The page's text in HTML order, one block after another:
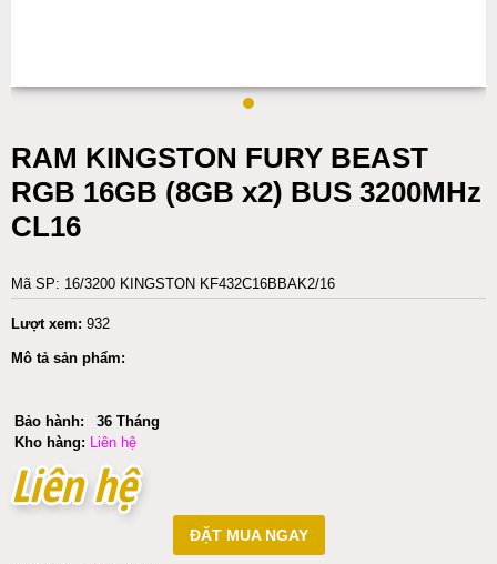
RAM KINGSTON FURY BEAST
RGB 16GB (8GB x2) BUS 3200MHz
CL16
Mã SP: 16/3200 KINGSTON KF432C16BBAK2/16
Lượt xem: 932
Mô tả sản phẩm:
Bảo hành:
36 Tháng
Kho hàng:
Liên hệ
Liên hệ
Liên hệ
ĐẶT MUA NGAY